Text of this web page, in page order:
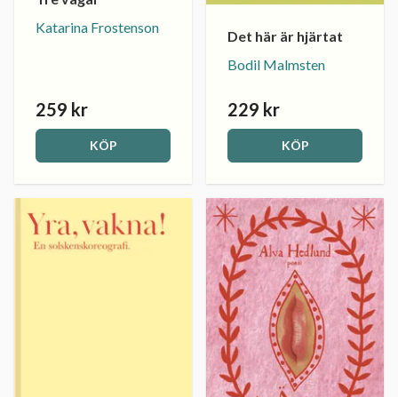
Katarina Frostenson
259 kr
KÖP
Det här är hjärtat
Bodil Malmsten
229 kr
KÖP